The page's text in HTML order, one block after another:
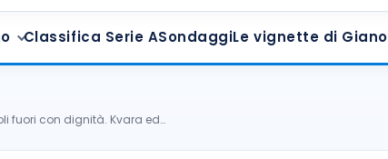
Classifica Serie ASondaggiLe vignette di Giano
fuori con dignità. Kvara ed…